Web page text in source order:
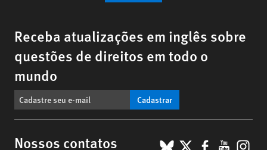
Receba atualizações em inglês sobre
questões de direitos em todo o
mundo
Cadastrar
Nossos contatos